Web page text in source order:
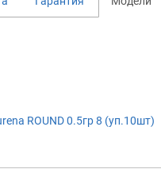
ROUND 0.5гр 8 (уп.10шт)